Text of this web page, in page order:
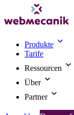
Produkte
Tarife
Ressourcen
Über
Partner